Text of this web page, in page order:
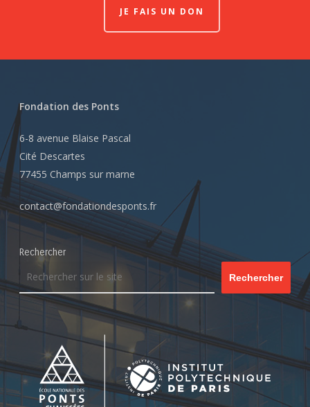
JE FAIS UN DON
Fondation des Ponts
6-8 avenue Blaise Pascal
Cité Descartes
77455 Champs sur marne
contact@fondationdesponts.fr
Rechercher
Rechercher